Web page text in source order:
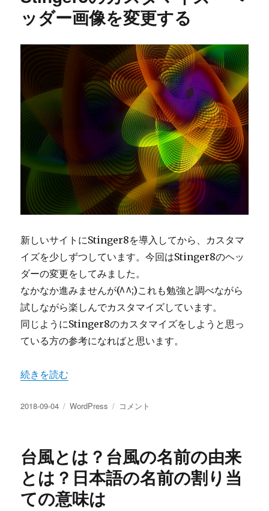
イ
ズ
イ
ト
ル
を
ロ
ゴ
画
像
php
の
コ
ピ
ー
ッダー画像を変更する
新しいサイトにStinger8を導入してから、カスタマ
イズを少しずつしています。今回はStinger8のヘッ
ダーの変更をしてみました。
なかなか進みませんが(^^;)これも勉強と調べながら
試しながら楽しんでカスタマイズしています。
同じようにStinger8のカスタマイズをしようと思っ
ている方の参考になればと思います。
“Stinger8のカスタマイズ ヘッダー画像を変更する” の
続きを読む
投
2018-09-04
カ
ー
WordPress
Stinger8
タ
マ
イ
コメント
台風とは？台風の名前の由来
とは？日本語の名前の割り当
ての意味は